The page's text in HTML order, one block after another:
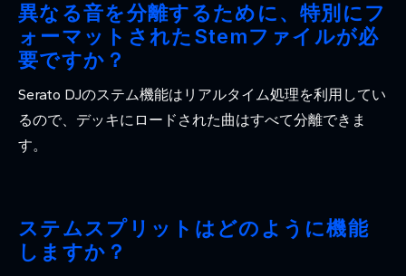
異なる音を分離するために、特別にフ
ォーマットされたStemファイルが必
要ですか？
Serato DJのステム機能はリアルタイム処理を利用してい
るので、デッキにロードされた曲はすべて分離できま
す。
ステムスプリットはどのように機能
しますか？